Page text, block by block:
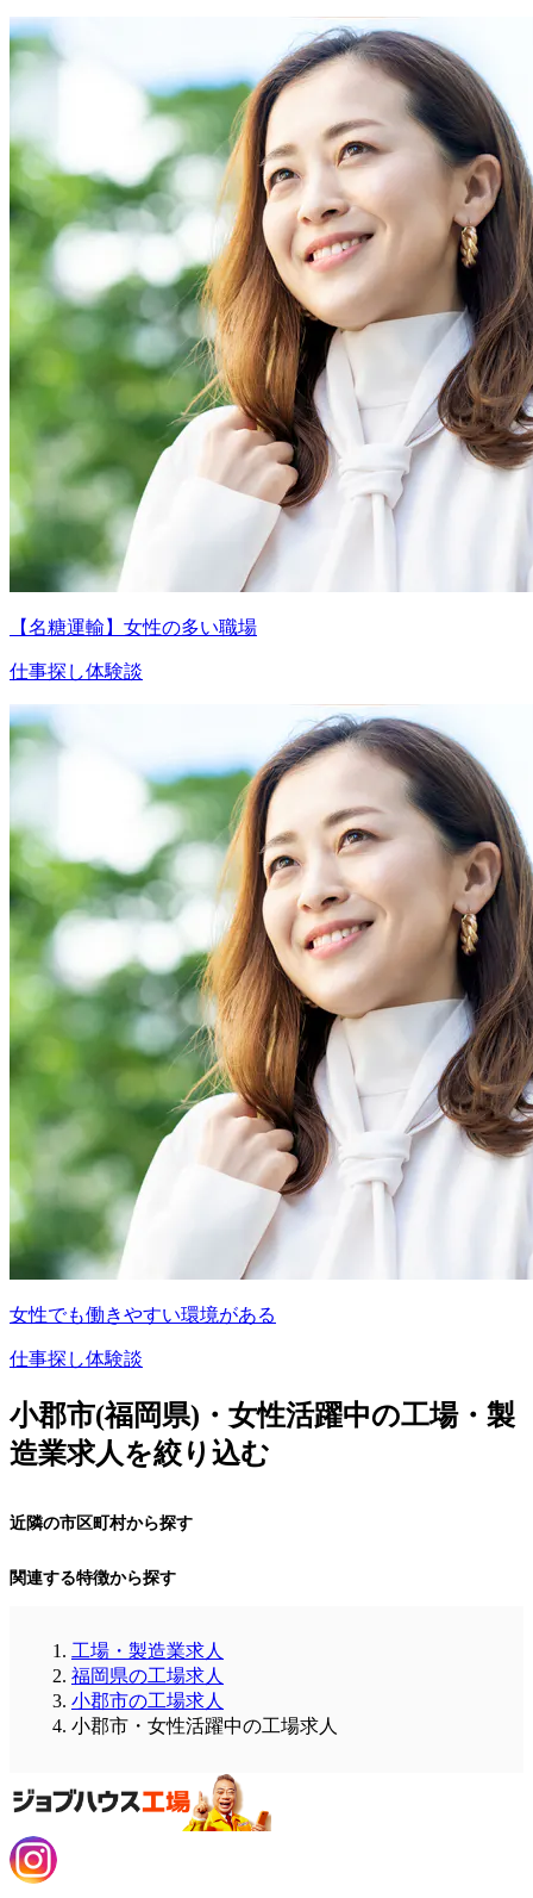
【名糖運輸】女性の多い職場
仕事探し体験談
女性でも働きやすい環境がある
仕事探し体験談
小郡市(福岡県)・女性活躍中の工場・製
造業求人を絞り込む
近隣の市区町村から探す
関連する特徴から探す
工場・製造業求人
福岡県の工場求人
小郡市の工場求人
小郡市・女性活躍中の工場求人